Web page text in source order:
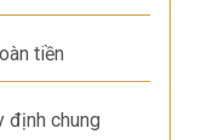
tiền
định chung